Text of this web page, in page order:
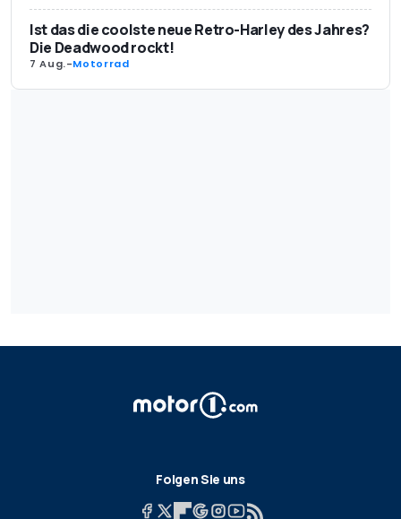
Ist das die coolste neue Retro-Harley des Jahres?
Die Deadwood rockt!
7 Aug.-Motorrad
Folgen Sie uns